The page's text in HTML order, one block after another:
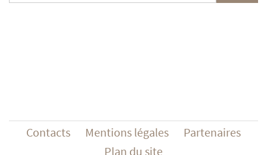
Contacts Mentions légales
Partenaires
Plan du site